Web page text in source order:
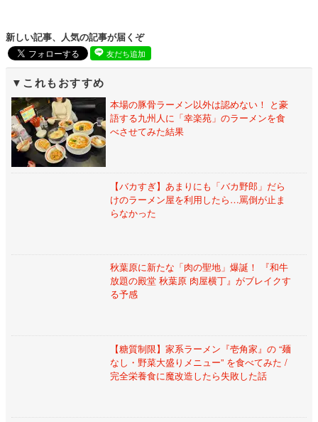
新しい記事、人気の記事が届くぞ
友だち追加
これもおすすめ
本場の豚骨ラーメン以外は認めない！ と豪
語する九州人に「幸楽苑」のラーメンを食
べさせてみた結果
【バカすぎ】あまりにも「バカ野郎」だら
けのラーメン屋を利用したら…罵倒が止ま
らなかった
秋葉原に新たな「肉の聖地」爆誕！ 『和牛
放題の殿堂 秋葉原 肉屋横丁』がブレイクす
る予感
【糖質制限】家系ラーメン『壱角家』の “麺
なし・野菜大盛りメニュー” を食べてみた /
完全栄養食に魔改造したら失敗した話